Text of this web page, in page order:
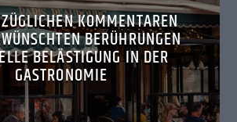
KOMMENTAREN
BERÜHRUNGEN
BELÄSTIGUNG IN DER
GASTRONOMIE